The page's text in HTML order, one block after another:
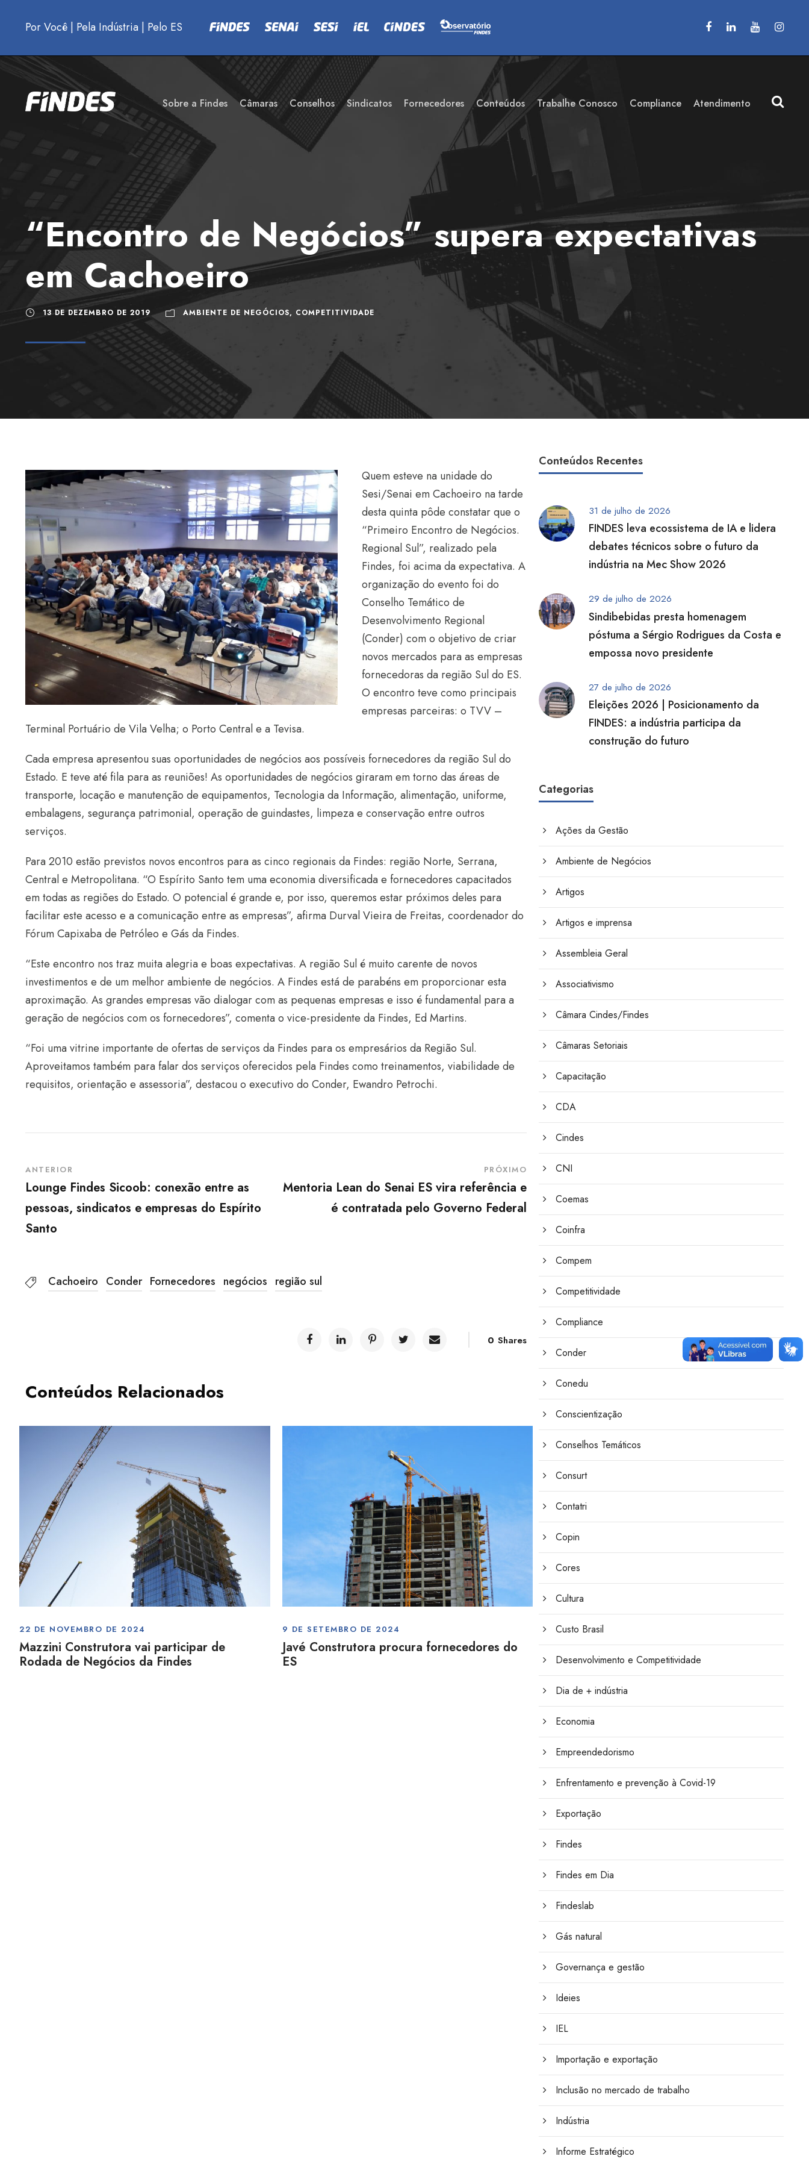
Por Você | Pela Indústria | Pelo ES
Sobre a Findes Câmaras Conselhos Sindicatos Fornecedores Conteúdos Trabalhe Conosco Compliance Atendimento
“Encontro de Negócios” supera expectativas
em Cachoeiro
13 DE DEZEMBRO DE 2019 AMBIENTE DE NEGÓCIOS, COMPETITIVIDADE
Quem esteve na unidade do
Sesi/Senai em Cachoeiro na tarde
desta quinta pôde constatar que o
“Primeiro Encontro de Negócios.
Regional Sul”, realizado pela
Findes, foi acima da expectativa. A
organização do evento foi do
Conselho Temático de
Desenvolvimento Regional
(Conder) com o objetivo de criar
novos mercados para as empresas
fornecedoras da região Sul do ES.
O encontro teve como principais
empresas parceiras: o TVV –
Terminal Portuário de Vila Velha; o Porto Central e a Tevisa.
Cada empresa apresentou suas oportunidades de negócios aos possíveis fornecedores da região Sul do
Estado. E teve até fila para as reuniões! As oportunidades de negócios giraram em torno das áreas de
transporte, locação e manutenção de equipamentos, Tecnologia da Informação, alimentação, uniforme,
embalagens, segurança patrimonial, operação de guindastes, limpeza e conservação entre outros
serviços.
Para 2010 estão previstos novos encontros para as cinco regionais da Findes: região Norte, Serrana,
Central e Metropolitana. “O Espírito Santo tem uma economia diversificada e fornecedores capacitados
em todas as regiões do Estado. O potencial é grande e, por isso, queremos estar próximos deles para
facilitar este acesso e a comunicação entre as empresas”, afirma Durval Vieira de Freitas, coordenador do
Fórum Capixaba de Petróleo e Gás da Findes.
“Este encontro nos traz muita alegria e boas expectativas. A região Sul é muito carente de novos
investimentos e de um melhor ambiente de negócios. A Findes está de parabéns em proporcionar esta
aproximação. As grandes empresas vão dialogar com as pequenas empresas e isso é fundamental para a
geração de negócios com os fornecedores”, comenta o vice-presidente da Findes, Ed Martins.
“Foi uma vitrine importante de ofertas de serviços da Findes para os empresários da Região Sul.
Aproveitamos também para falar dos serviços oferecidos pela Findes como treinamentos, viabilidade de
requisitos, orientação e assessoria”, destacou o executivo do Conder, Ewandro Petrochi.
ANTERIOR
Lounge Findes Sicoob: conexão entre as
pessoas, sindicatos e empresas do Espírito
Santo
PRÓXIMO
Mentoria Lean do Senai ES vira referência e
é contratada pelo Governo Federal
Cachoeiro Conder Fornecedores negócios região sul
0 Shares
Conteúdos Relacionados
22 DE NOVEMBRO DE 2024
Mazzini Construtora vai participar de
Rodada de Negócios da Findes
9 DE SETEMBRO DE 2024
Javé Construtora procura fornecedores do
ES
Conteúdos Recentes
31 de julho de 2026
FINDES leva ecossistema de IA e lidera
debates técnicos sobre o futuro da
indústria na Mec Show 2026
29 de julho de 2026
Sindibebidas presta homenagem
póstuma a Sérgio Rodrigues da Costa e
empossa novo presidente
27 de julho de 2026
Eleições 2026 | Posicionamento da
FINDES: a indústria participa da
construção do futuro
Categorias
Ações da Gestão
Ambiente de Negócios
Artigos
Artigos e imprensa
Assembleia Geral
Associativismo
Câmara Cindes/Findes
Câmaras Setoriais
Capacitação
CDA
Cindes
CNI
Coemas
Coinfra
Compem
Competitividade
Compliance
Conder
Conedu
Conscientização
Conselhos Temáticos
Consurt
Contatri
Copin
Cores
Cultura
Custo Brasil
Desenvolvimento e Competitividade
Dia de + indústria
Economia
Empreendedorismo
Enfrentamento e prevenção à Covid-19
Exportação
Findes
Findes em Dia
Findeslab
Gás natural
Governança e gestão
Ideies
IEL
Importação e exportação
Inclusão no mercado de trabalho
Indústria
Informe Estratégico